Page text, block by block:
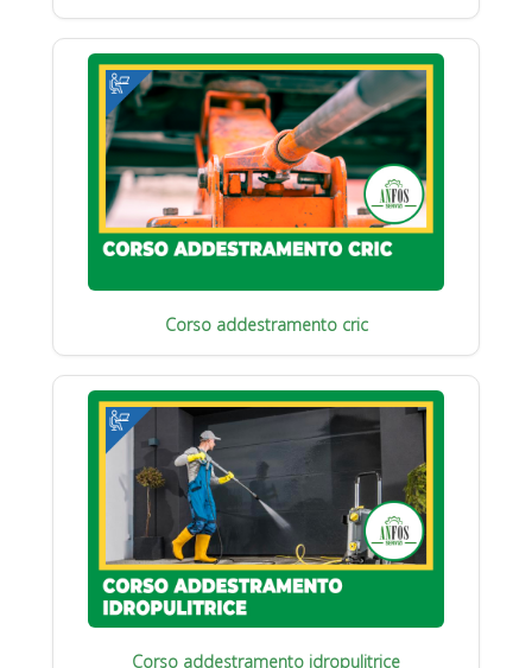
Corso addestramento cric
Corso addestramento idropulitrice